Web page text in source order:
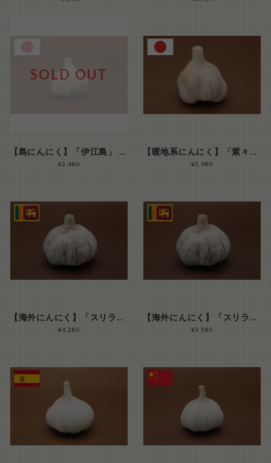
SOLD OUT
【島にんにく】「伊江島」 S～M玉サイズ混合 500g
¥2,480
【暖地系にんにく】「紫々丸」 S～M玉サイズ１kg（ 50玉前後/kg）
¥3,980
【海外にんにく】「スリランカ（セイロンガーリック）」 L玉サイズ１kg（ 15玉前後/kg）
¥4,280
【海外にんにく】「スリランカ（セイロンガーリック）」 Ｓ～M玉サイズ混合 １kg（ ３０玉前後/kg）
¥3,580